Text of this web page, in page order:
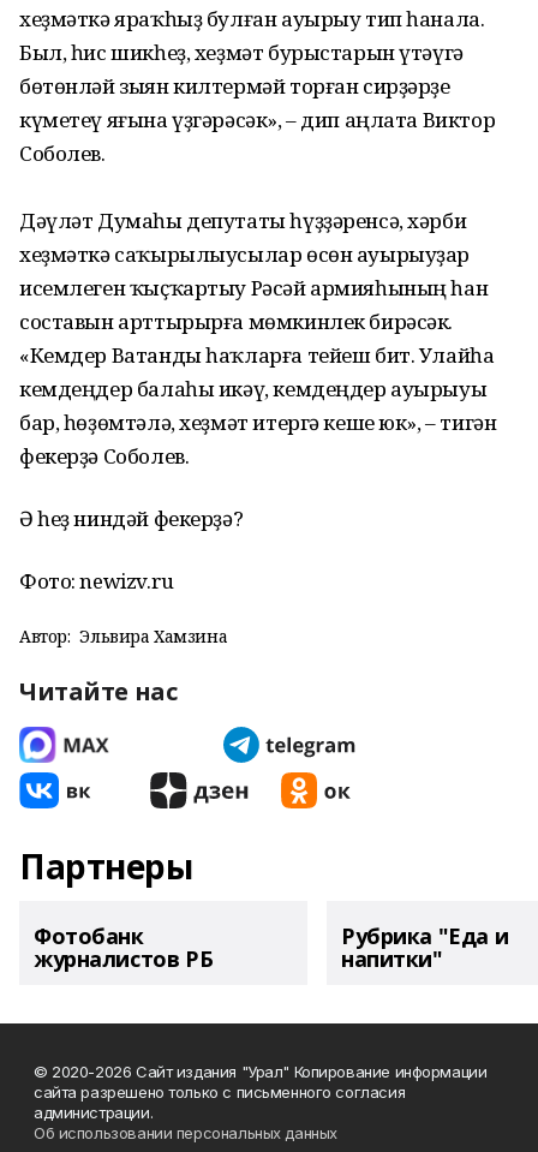
хеҙмәткә яраҡһыҙ булған ауырыу тип һанала.
Был, һис шикһеҙ, хеҙмәт бурыстарын үтәүгә
бөтөнләй зыян килтермәй торған сирҙәрҙе
күметеү яғына үҙгәрәсәк», – дип аңлата Виктор
Соболев.
Дәүләт Думаһы депутаты һүҙҙәренсә, хәрби
хеҙмәткә саҡырылыусылар өсөн ауырыуҙар
исемлеген ҡыҫҡартыу Рәсәй армияһының һан
составын арттырырға мөмкинлек бирәсәк.
«Кемдер Ватанды һаҡларға тейеш бит. Улайһа
кемдеңдер балаһы икәү, кемдеңдер ауырыуы
бар, һөҙөмтәлә, хеҙмәт итергә кеше юк», – тигән
фекерҙә Соболев.
Ә һеҙ ниндәй фекерҙә?
Фото: newizv.ru
Автор: Эльвира Хамзина
Читайте нас
Партнеры
Фотобанк
журналистов РБ
Рубрика "Еда и
напитки"
© 2020-2026 Сайт издания "Урал" Копирование информации
сайта разрешено только с письменного согласия
администрации.
Об использовании персональных данных